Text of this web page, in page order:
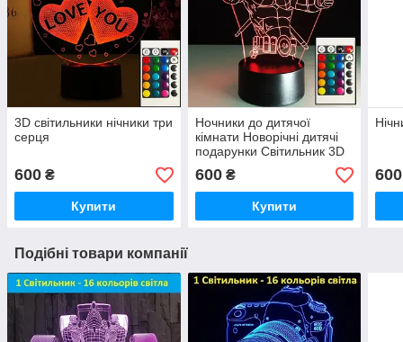
3D світильники нічники три
серця
600 ₴
Купити
Ночники до дитячої
кімнати Новорічні дитячі
подарунки Світильник 3D
Дедпул
600₴
Купити
600
Подібні товари компанії